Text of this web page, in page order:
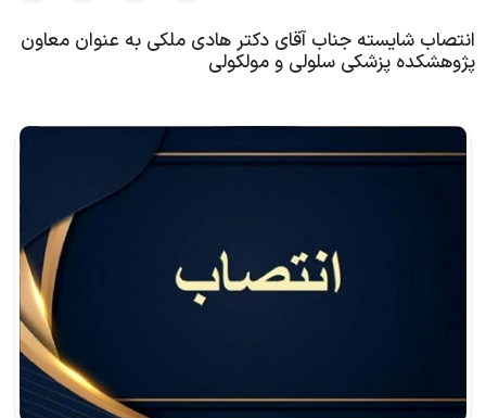
اعضای هیات علمی آموزشی
پست الکترونیکی دانشگاه
موسسه ملی توسعه تحقیقات علوم پزشکی نیماد
سایت رنکینگ مقالات
سامانه مدیریت اطلاعات پژوهش
سامانه علم سنجی پژوهشکده
تماس با ما
انتصاب شایسته جناب آقای دکتر هادی ملکی به عنوان معاون
پژوهشکده پزشکی سلولی و مولکولی